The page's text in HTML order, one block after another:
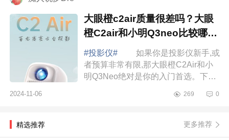
大眼橙c2air质量很差吗？大眼
橙C2air和小明Q3neo比较哪款
好用
#投影仪#
如果你是投影仪新手,或
者预算非常有限,那大眼橙C2Air和小
明Q3Neo绝对是你的入门首选。下面
差吗？大眼橙C2air和小明Q3neo比较
2024-11-06 269 0
精选推荐 更多推荐